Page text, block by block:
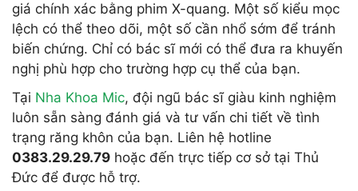
giá chính xác bằng phim X-quang. Một số kiểu mọc
lệch có thể theo dõi, một số cần nhổ sớm để tránh
biến chứng. Chỉ có bác sĩ mới có thể đưa ra khuyến
nghị phù hợp cho trường hợp cụ thể của bạn.
Tại Nha Khoa Mic, đội ngũ bác sĩ giàu kinh nghiệm
luôn sẵn sàng đánh giá và tư vấn chi tiết về tình
trạng răng khôn của bạn. Liên hệ hotline
0383.29.29.79 hoặc đến trực tiếp cơ sở tại Thủ
Đức để được hỗ trợ.